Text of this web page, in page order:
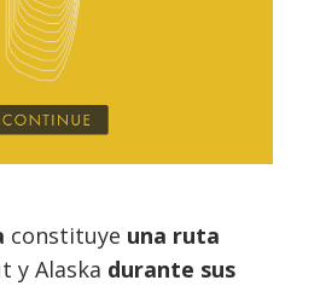
constituye una ruta
y Alaska durante sus